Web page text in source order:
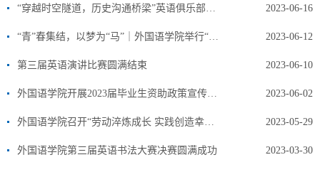
“穿越时空隧道，历史沟通桥梁”英语俱乐部研学活动 2023-06-16
“青”春集结，以梦为“马”｜外国语学院举行“青马班”第二期结业暨第三期开班仪式 2023-06-12
第三届英语演讲比赛圆满结束 2023-06-10
外国语学院开展2023届毕业生资助政策宣传暨诚信教育主题班会 2023-06-02
外国语学院召开“劳动淬炼成长 实践创造幸福”主题班会 2023-05-29
外国语学院第三届英语书法大赛决赛圆满成功 2023-03-30